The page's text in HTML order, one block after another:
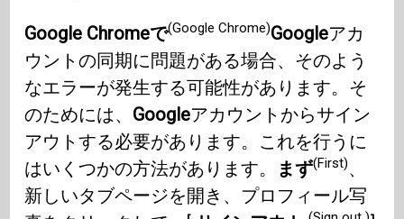
Google Chromeで(Google Chrome)Googleアカ
ウントの同期に問題がある場合、そのよう
なエラーが発生する可能性があります。そ
のためには、 Googleアカウントからサイン
アウトする必要があります。これを行うに
はいくつかの方法があります。
まず(First)、
新しいタブページを開き、プロフィール写